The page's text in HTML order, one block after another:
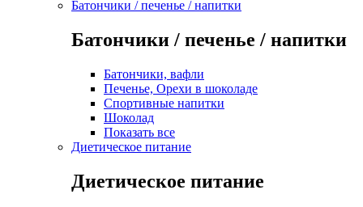
Батончики / печенье / напитки
Батончики / печенье / напитки
Батончики, вафли
Печенье, Орехи в шоколаде
Спортивные напитки
Шоколад
Показать все
Диетическое питание
Диетическое питание